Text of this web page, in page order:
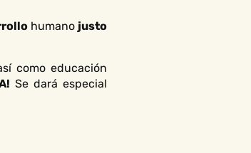
humano justo
como educación
Se dará especial